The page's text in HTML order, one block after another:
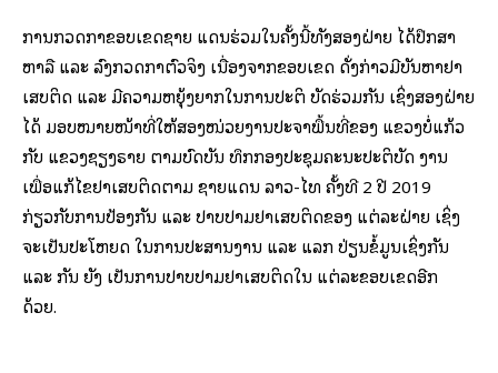
ການກວດກາຂອບເຂດຊາຍ ແດນຮ່ວມໃນຄັ້ງນີ້ທັງສອງຝ່າຍ ໄດ້ປຶກສາ
ຫາລື ແລະ ລົງກວດກາຕົວຈິງ ເນື່ອງຈາກຂອບເຂດ ດັ່ງກ່າວມີບັນຫາຢາ
ເສບຕິດ ແລະ ມີຄວາມຫຍຸ້ງຍາກໃນການປະຕິ ບັດຮ່ວມກັນ ເຊິ່ງສອງຝ່າຍ
ໄດ້ ມອບໝາຍໜ້າທີ່ໃຫ້ສອງໜ່ວຍງານປະຈຳພື້ນທີ່ຂອງ ແຂວງບໍ່ແກ້ວ
ກັບ ແຂວງຊຽງຣາຍ ຕາມບົດບັນ ທຶກກອງປະຊຸມຄະນະປະຕິບັດ ງານ
ເພື່ອແກ້ໄຂຢາເສບຕິດຕາມ ຊາຍແດນ ລາວ-ໄທ ຄັ້ງທີ 2 ປີ 2019
ກ່ຽວກັບການປ້ອງກັນ ແລະ ປາບປາມຢາເສບຕິດຂອງ ແຕ່ລະຝ່າຍ ເຊິ່ງ
ຈະເປັນປະໂຫຍດ ໃນການປະສານງານ ແລະ ແລກ ປ່ຽນຂໍ້ມູນເຊິ່ງກັນ
ແລະ ກັນ ຍັງ ເປັນການປາບປາມຢາເສບຕິດໃນ ແຕ່ລະຂອບເຂດອີກ
ດ້ວຍ.